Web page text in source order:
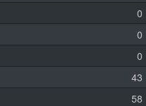
0
0
0
43
58